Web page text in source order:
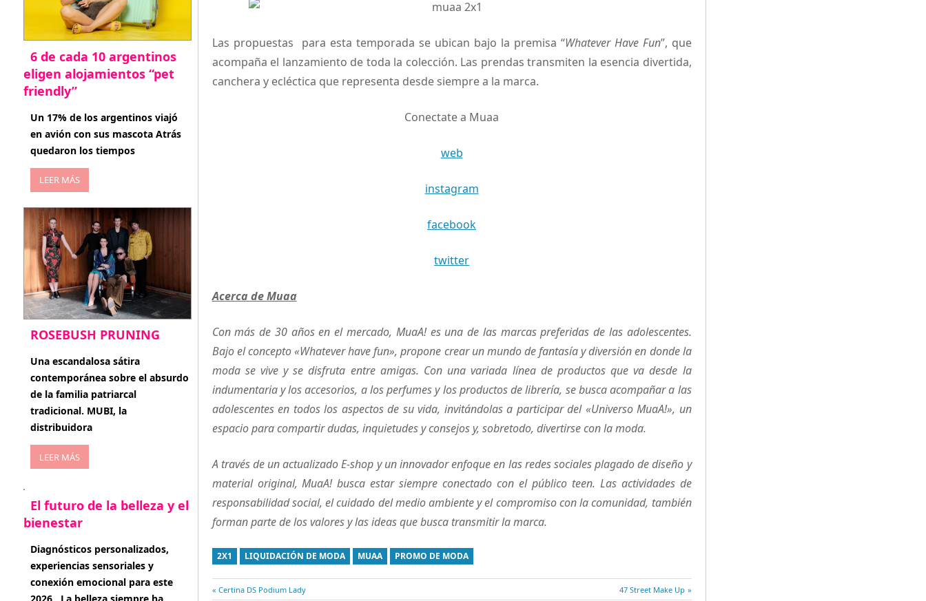
Las propuestas para esta temporada se ubican bajo la premisa “Whatever Have Fun”, que
acompaña el lanzamiento de toda la colección. Las prendas transmiten la esencia divertida,
canchera y ecléctica que representa desde siempre a la marca.
Conectate a Muaa
web
instagram
facebook
twitter
Acerca de Muaa
Con más de 30 años en el mercado, MuaA! es una de las marcas preferidas de las adolescentes.
Bajo el concepto «Whatever have fun», propone crear un mundo de fantasía y diversión en donde la
moda se vive y se disfruta entre amigas. Con una variada línea de productos que va desde la
indumentaria y los accesorios, a los perfumes y los productos de librería, se busca acompañar a las
adolescentes en todos los aspectos de su vida, invitándolas a participar del «Universo MuaA!», un
espacio para compartir dudas, inquietudes y consejos y, sobretodo, divertirse con la moda.
A través de un actualizado E-shop y un innovador enfoque en las redes sociales plagado de diseño y
material original, MuaA! busca estar siempre conectado con el público teen. Las actividades de
responsabilidad social, el cuidado del medio ambiente y el compromiso con la comunidad, también
forman parte de los valores y las ideas que busca transmitir la marca.
2X1 LIQUIDACIÓN DE MODA MUAA PROMO DE MODA
Entrada
Certina DS Podium Lady
Entrada
47 Street Make Up
6 de cada 10 argentinos
eligen alojamientos “pet
friendly”
abril 27, 2026
Un 17% de los argentinos viajó
en avión con sus mascota Atrás
quedaron los tiempos
LEER MÁS
ROSEBUSH PRUNING
enero 20, 2026
Una escandalosa sátira
contemporánea sobre el absurdo
de la familia patriarcal
tradicional. MUBI, la
distribuidora
LEER MÁS
El futuro de la belleza y el
bienestar
enero 15, 2026
Diagnósticos personalizados,
experiencias sensoriales y
conexión emocional para este